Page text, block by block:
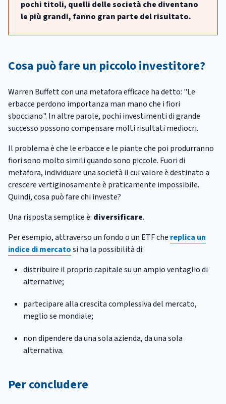
pochi titoli, quelli delle società che diventano
le più grandi, fanno gran parte del risultato.
Cosa può fare un piccolo investitore?
Warren Buffett con una metafora efficace ha detto: "Le
erbacce perdono importanza man mano che i fiori
sbocciano". In altre parole, pochi investimenti di grande
successo possono compensare molti risultati mediocri.
Il problema è che le erbacce e le piante che poi produrranno
fiori sono molto simili quando sono piccole. Fuori di
metafora, individuare una società il cui valore è destinato a
crescere vertiginosamente è praticamente impossibile.
Quindi, cosa può fare chi investe?
Una risposta semplice è: diversificare.
Per esempio, attraverso un fondo o un ETF che replica un
indice di mercatosi ha la possibilità di:
distribuire il proprio capitale su un ampio ventaglio di
alternative;
partecipare alla crescita complessiva del mercato,
meglio se mondiale;
non dipendere da una sola azienda, da una sola
alternativa.
Per concludere